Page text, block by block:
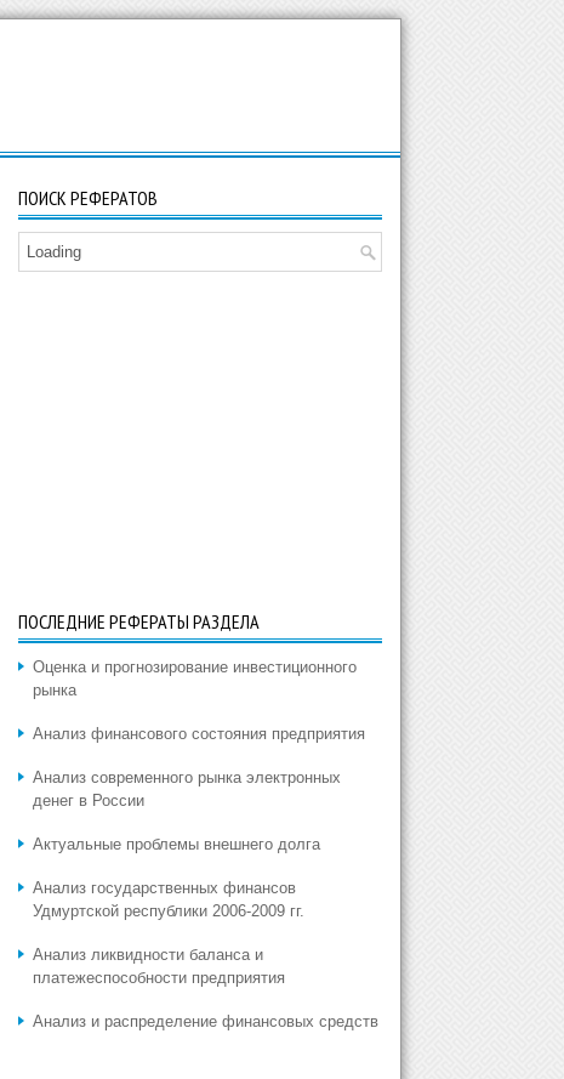
ПОИСК РЕФЕРАТОВ
Loading
ПОСЛЕДНИЕ РЕФЕРАТЫ РАЗДЕЛА
Оценка и прогнозирование инвестиционного
рынка
Анализ финансового состояния предприятия
Анализ современного рынка электронных
денег в России
Актуальные проблемы внешнего долга
Анализ государственных финансов
Удмуртской республики 2006-2009 гг.
Анализ ликвидности баланса и
платежеспособности предприятия
Анализ и распределение финансовых средств